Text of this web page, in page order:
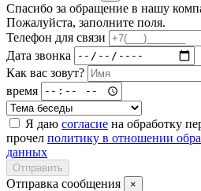
Спасибо за обращение в нашу
Пожалуйста, заполните поля.
Телефон для связи
Дата звонка
Как вас зовут?
время
Я даю согласие на обработку
прочел политику в отношении
данных
Отправить
Отправка сообщения ×